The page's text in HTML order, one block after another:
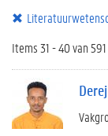
Items 31 - 40 van 591